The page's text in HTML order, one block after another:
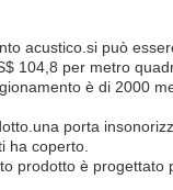
acustico.si può
104,8 per metro
è di 2000
porta
ha coperto.
prodotto è progettato